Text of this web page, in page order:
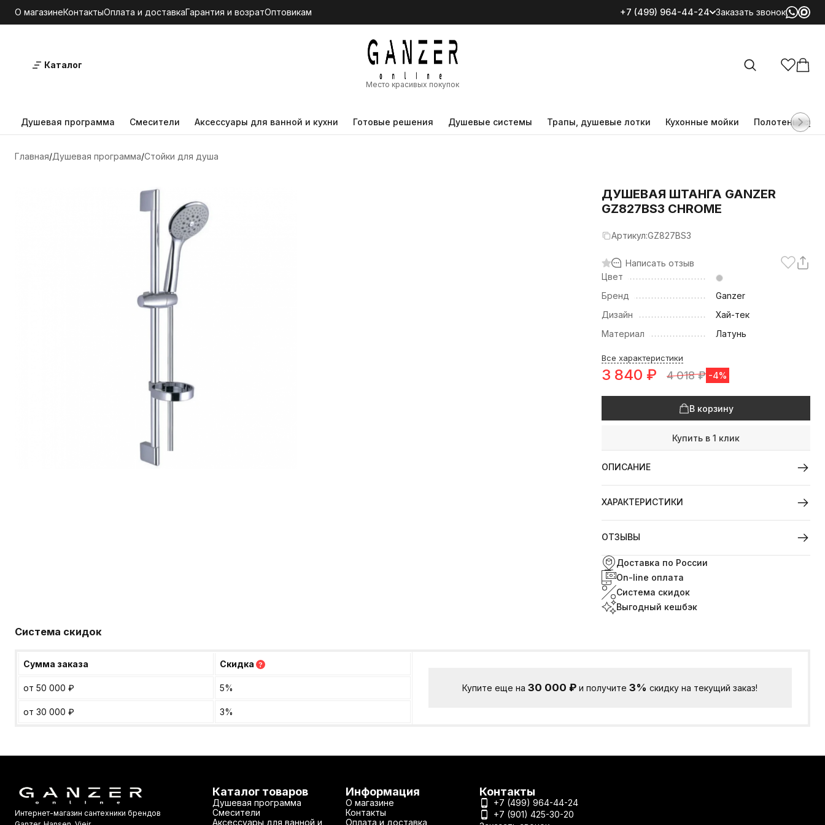
О магазинеКонтактыОплата и доставкаГарантия и возратОптовикам +7 (499) 964-44-24 Заказать звонок
Каталог
Место красивых покупок
Душевая программа Смесители Аксессуары для ванной и кухни Готовые решения Душевые системы Трапы, душевые лотки Кухонные мойки
Главная Душевая программа Стойки для душа
ДУШЕВАЯ ШТАНГА GANZER
GZ827BS3 CHROME
Артикул:GZ827BS3
Написать отзыв
Цвет
Бренд
Ganzer
Дизайн
Хай-тек
Материал
Латунь
Все характеристики
3 840 ₽ 4 018₽ -4%
В корзину
Купить в 1 клик
ОПИСАНИЕ
ХАРАКТЕРИСТИКИ
ОТЗЫВЫ
Доставка по России
On-line оплата
Система скидок
Выгодный кешбэк
Система скидок
Сумма заказа Скидка ?
от 50 000 ₽ 5%
от 30 000 ₽ 3%
Купите еще на30 000₽ и получите3% скидку на текущий заказ!
Интернет-магазин сантехники брендов
Каталог товаров
Душевая программа
Смесители
Аксессуары для ванной и
Информация
О магазине
Контакты
Оплата и доставка
Контакты
+7 (499) 964-44-24
+7 (901) 425-30-20